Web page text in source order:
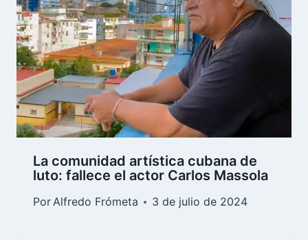
La comunidad artística cubana de
luto: fallece el actor Carlos Massola
PorAlfredo Frómeta 3 de julio de 2024